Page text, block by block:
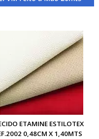
ETAMINE ESTILOTEX
0,48CM X 1,40MTS